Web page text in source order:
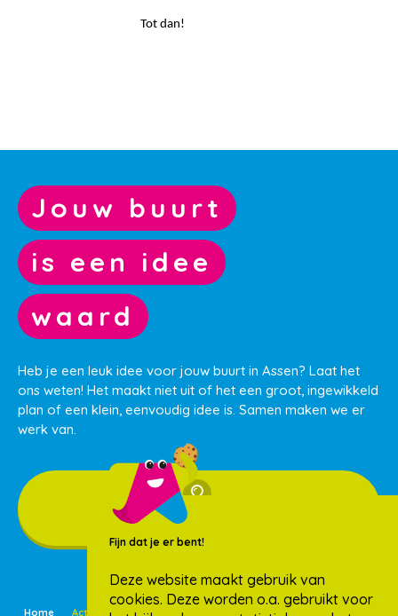
Tot dan!
Jouw buurt
is een idee
waard
Heb je een leuk idee voor jouw buurt in Assen? Laat het
ons weten! Het maakt niet uit of het een groot, ingewikkeld
plan of een klein, eenvoudig idee is. Samen maken we er
werk van.
Ik heb een idee
Home Activiteiten Buurtideeën Nieuws Over ons Wijken
Fijn dat je er bent!
Deze website maakt gebruik van
cookies. Deze worden o.a. gebruikt voor